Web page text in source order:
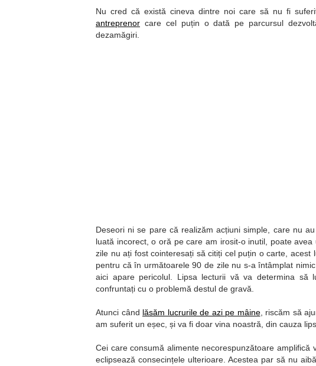
Nu cred că există cineva dintre noi care să nu fi
antreprenor care cel puțin o dată pe parcursul
dezamăgiri.
Deseori ni se pare că realizăm acțiuni simple, care nu
luată incorect, o oră pe care am irosit-o inutil, poate
zile nu ați fost cointeresați să citiți cel puțin o carte,
pentru că în următoarele 90 de zile nu s-a întâmplat
aici apare pericolul. Lipsa lecturii vă va determina
confruntați cu o problemă destul de gravă.
Atunci când lăsăm lucrurile de azi pe mâine, riscăm să
am suferit un eșec, și va fi doar vina noastră, din cauza
Cei care consumă alimente necorespunzătoare
eclipsează consecințele ulterioare. Acestea par să nu